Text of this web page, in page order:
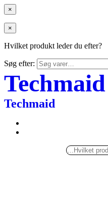
×
×
Hvilket produkt leder du efter?
Søg efter:
Techmaid
Techmaid